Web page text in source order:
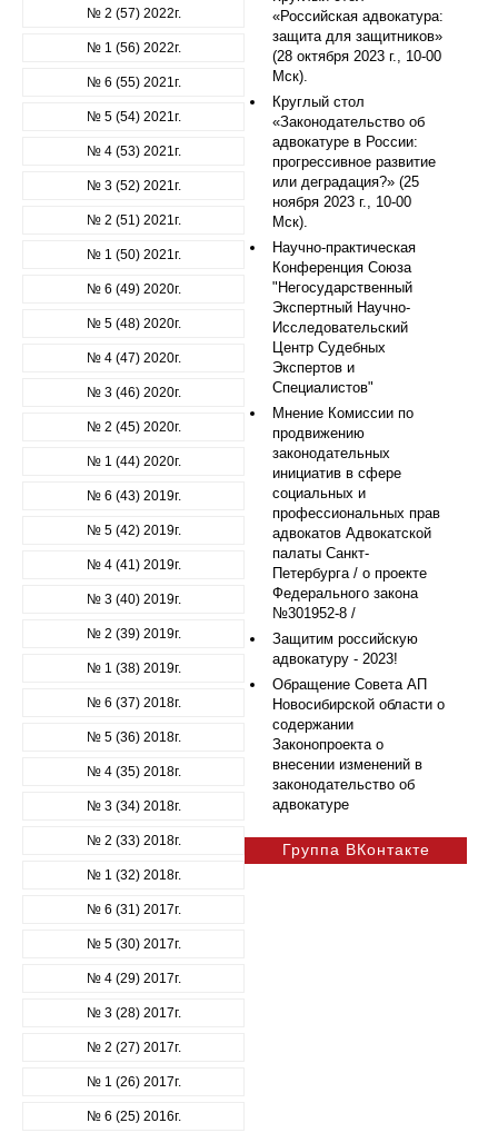
№ 2 (57) 2022г.
№ 1 (56) 2022г.
№ 6 (55) 2021г.
№ 5 (54) 2021г.
№ 4 (53) 2021г.
№ 3 (52) 2021г.
№ 2 (51) 2021г.
№ 1 (50) 2021г.
№ 6 (49) 2020г.
№ 5 (48) 2020г.
№ 4 (47) 2020г.
№ 3 (46) 2020г.
№ 2 (45) 2020г.
№ 1 (44) 2020г.
№ 6 (43) 2019г.
№ 5 (42) 2019г.
№ 4 (41) 2019г.
№ 3 (40) 2019г.
№ 2 (39) 2019г.
№ 1 (38) 2019г.
№ 6 (37) 2018г.
№ 5 (36) 2018г.
№ 4 (35) 2018г.
№ 3 (34) 2018г.
№ 2 (33) 2018г.
№ 1 (32) 2018г.
№ 6 (31) 2017г.
№ 5 (30) 2017г.
№ 4 (29) 2017г.
№ 3 (28) 2017г.
№ 2 (27) 2017г.
№ 1 (26) 2017г.
№ 6 (25) 2016г.
«Российская адвокатура:
защита для защитников»
(28 октября 2023 г., 10-00
Мск).
Круглый стол
«Законодательство об
адвокатуре в России:
прогрессивное развитие
или деградация?» (25
ноября 2023 г., 10-00
Мск).
Научно-практическая
Конференция Союза
"Негосударственный
Экспертный Научно-
Исследовательский
Центр Судебных
Экспертов и
Специалистов"
Мнение Комиссии по
продвижению
законодательных
инициатив в сфере
социальных и
профессиональных прав
адвокатов Адвокатской
палаты Санкт-
Петербурга / о проекте
Федерального закона
№301952-8 /
Защитим российскую
адвокатуру - 2023!
Обращение Совета АП
Новосибирской области о
содержании
Законопроекта о
внесении изменений в
законодательство об
адвокатуре
Группа ВКонтакте